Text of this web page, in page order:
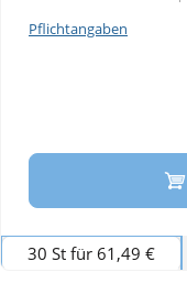
Pflichtangaben
30 St für 61,49 €